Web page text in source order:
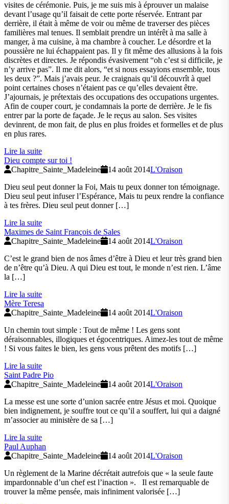
visites de cérémonie. Puis, je me suis mis à éprouver un malaise
devant l’usage qu’il faisait de cette porte réservée. Entrant par
derrière, il était à même de voir ou même de traverser des pièces
familières mal tenues. Il semblait prendre un intérêt à ma salle à
manger, à ma cuisine, à ma chambre à coucher. Le désordre et la
poussière ne lui échappaient pas. Il y fit même des allusions à la fois
discrètes et directes. Je répondis évasivement “oh c’est si difficile, je
n’y arrive pas”. Il me dit alors, “et si nous essayions ensemble, tous
les deux ?”. Mais j’avais peur. Je craignais qu’il découvrît à quel
point certaines choses n’étaient pas ce qu’elles devaient être.
J’ajournais, je prétextais des occupations des occupations urgentes.
Afin de couper court, je condamnais la porte de derrière. Je le fis
entrer par la porte de façade. Je le reçus au salon. Ses visites
devinrent, de mon fait, de plus en plus froides et formelles et de plus
en plus rares.
Lire la suite
Dieu compte sur toi !
Chapitre_Sainte_Madeleine
14 août 2014L'Oraison
Dieu seul peut donner la Foi, Mais tu peux donner ton témoignage.
Dieu seul peut infuser l’Espérance, Mais tu peux rendre la confiance
à tes frères. Dieu seul peut donner […]
Lire la suite
Maximes de Saint François de Sales
Chapitre_Sainte_Madeleine
14 août 2014L'Oraison
C’est le grand bien de nos âmes d’être à Dieu et leur très grand bien
de n’être qu’à Dieu. A qui Dieu est tout, le monde n’est rien. L’âme
la […]
Lire la suite
Mère Teresa
Chapitre_Sainte_Madeleine
14 août 2014L'Oraison
Un chemin tout simple : Tout de même ! Les gens sont
déraisonnables, illogiques et égocentriques. Aimez-les tout de même
! Si vous faites le bien, les gens vous prêtent des motifs […]
Lire la suite
Saint Padre Pio
Chapitre_Sainte_Madeleine
14 août 2014L'Oraison
La messe est une sorte d’union sacrée entre Jésus et moi. Quoique
bien indignement, je souffre tout ce qu’il a souffert, lui qui a daigné
m’associer au ministère de sa […]
Lire la suite
Paul Auphan
Chapitre_Sainte_Madeleine
14 août 2014L'Oraison
Un règlement de la Marine décrétait autrefois que « la seule faute
impardonnable d’un chef est l’inaction ». Il est remarquable de
trouver la même pensée, mais infiniment valorisée […]